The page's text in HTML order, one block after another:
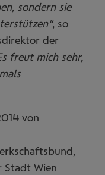
sondern sie
, so
der
freut mich sehr,
von
Stadt Wien